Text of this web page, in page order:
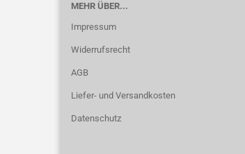
MEHR ÜBER...
Impressum
Widerrufsrecht
AGB
Liefer- und Versandkosten
Datenschutz